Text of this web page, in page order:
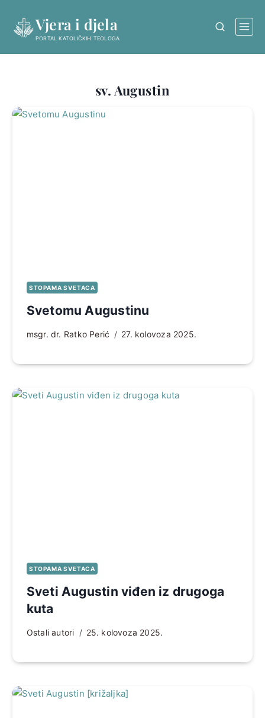
content
Vjera i djela
PORTAL KATOLIČKIH TEOLOGA
sv. Augustin
STOPAMA SVETACA
Svetomu Augustinu
msgr. dr. Ratko Perić 27. kolovoza 2025.
STOPAMA SVETACA
Sveti Augustin viđen iz drugoga
kuta
Ostali autori 25. kolovoza 2025.